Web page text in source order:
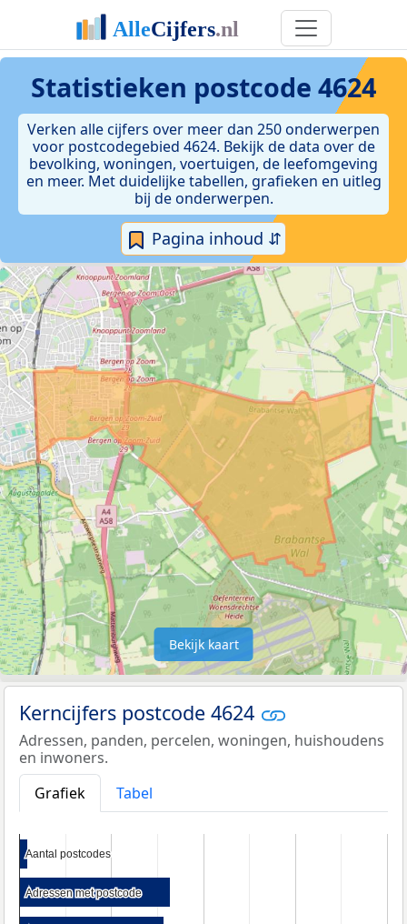
Statistieken postcode 4624
Verken alle cijfers over meer dan 250 onderwerpen
voor postcodegebied 4624. Bekijk de data over de
bevolking, woningen, voertuigen, de leefomgeving
en meer. Met duidelijke tabellen, grafieken en uitleg
bij de onderwerpen.
Pagina inhoud ⇵
Bekijk kaart
Kerncijfers postcode 4624
Adressen, panden, percelen, woningen, huishoudens
en inwoners.
Grafiek
Tabel
Aantal postcodes
Aantal postcodes
Adressen met postcode
Adressen met postcode